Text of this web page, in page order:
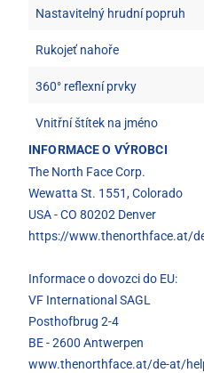
Nastavitelný hrudní popruh
Rukojeť nahoře
360° reflexní prvky
Vnitřní štítek na jméno
INFORMACE O VÝROBCI
The North Face Corp.
Wewatta St. 1551, Colorado
USA - CO 80202 Denver
https://www.thenorthface.at/
Informace o dovozci do EU:
VF International SAGL
Posthofbrug 2-4
BE - 2600 Antwerpen
www.thenorthface.at/de-at/